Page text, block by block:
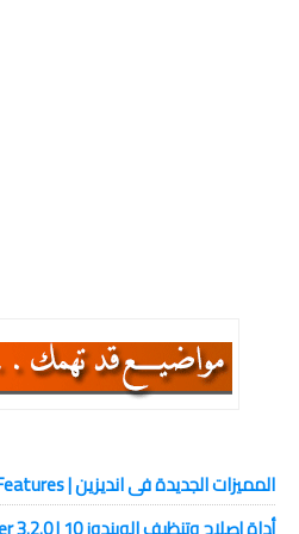
المميزات الجديدة فى انديزين | InDesign 2020 New Features